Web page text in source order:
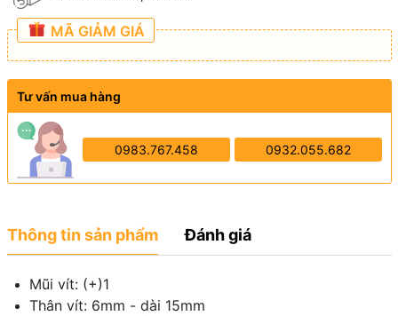
MÃ GIẢM GIÁ
Tư vấn mua hàng
0983.767.458 0932.055.682
Thông tin sản phẩm Đánh giá
Mũi vít: (+)1
Thân vít: 6mm - dài 15mm